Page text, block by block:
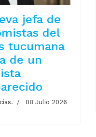
jefa de
del
tucumana
de un
08 Julio 2026